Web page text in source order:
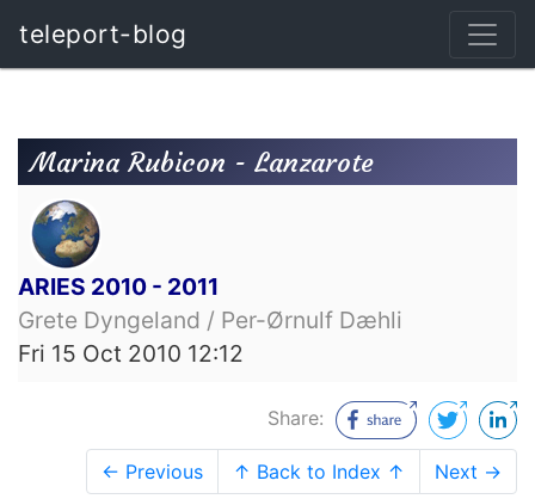
teleport-blog
Marina Rubicon - Lanzarote
ARIES 2010 - 2011
Grete Dyngeland / Per-Ørnulf Dæhli
Fri 15 Oct 2010 12:12
Share:
← Previous ↑ Back to Index ↑ Next →